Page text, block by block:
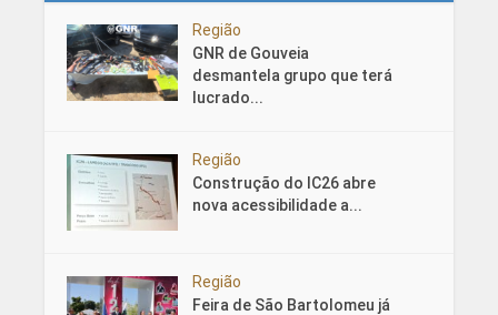
Região
GNR de Gouveia
desmantela grupo que terá
lucrado...
Região
Construção do IC26 abre
nova acessibilidade a...
Região
Feira de São Bartolomeu já